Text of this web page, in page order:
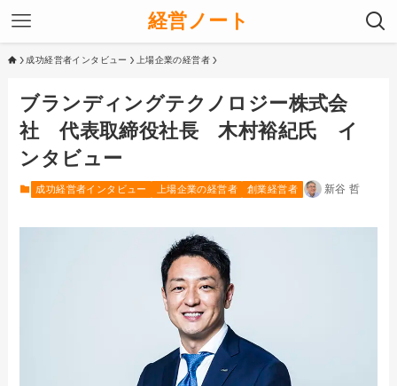
経営ノート
成功経営者インタビュー 上場企業の経営者
ブランディングテクノロジー株式会
社 代表取締役社長 木村裕紀氏 イ
ンタビュー
成功経営者インタビュー 上場企業の経営者 創業経営者 新谷 哲